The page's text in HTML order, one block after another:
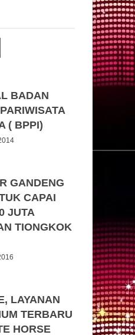
BADAN
( BPPI)
GANDENG
CAPAI
JUTA
TIONGKOK
LAYANAN
TERBARU
HORSE